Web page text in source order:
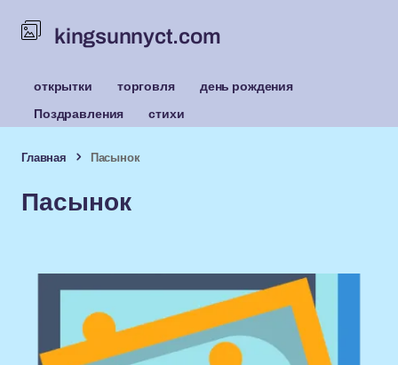
kingsunnyct.com
открытки торговля
день рождения
Поздравления
стихи
Главная Пасынок
Пасынок